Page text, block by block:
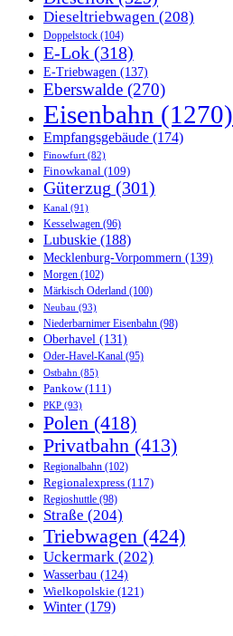
Dieseltriebwagen (208)
Doppelstock (104)
E-Lok (318)
E-Triebwagen (137)
Eberswalde (270)
Eisenbahn (1270)
Empfangsgebäude (174)
Finowfurt (82)
Finowkanal (109)
Güterzug (301)
Kanal (91)
Kesselwagen (96)
Lubuskie (188)
Mecklenburg-Vorpommern (139)
Morgen (102)
Märkisch Oderland (100)
Neubau (93)
Niederbarnimer Eisenbahn (98)
Oberhavel (131)
Oder-Havel-Kanal (95)
Ostbahn (85)
Pankow(111)
PKP (93)
Polen (418)
Privatbahn (413)
Regionalbahn (102)
Regionalexpress (117)
Regioshuttle (98)
Straße (204)
Triebwagen (424)
Uckermark (202)
Wasserbau (124)
Wielkopolskie (121)
Winter(179)